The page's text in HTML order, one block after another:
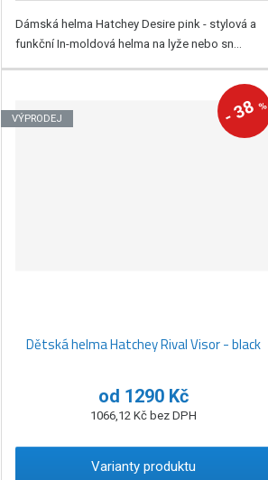
Dámská helma Hatchey Desire pink - stylová a
funkční In-moldová helma na lyže nebo sn...
-
38%
VÝPRODEJ
Dětská helma Hatchey Rival Visor - black
od 1290 Kč
1066,12 Kč bez DPH
Varianty produktu